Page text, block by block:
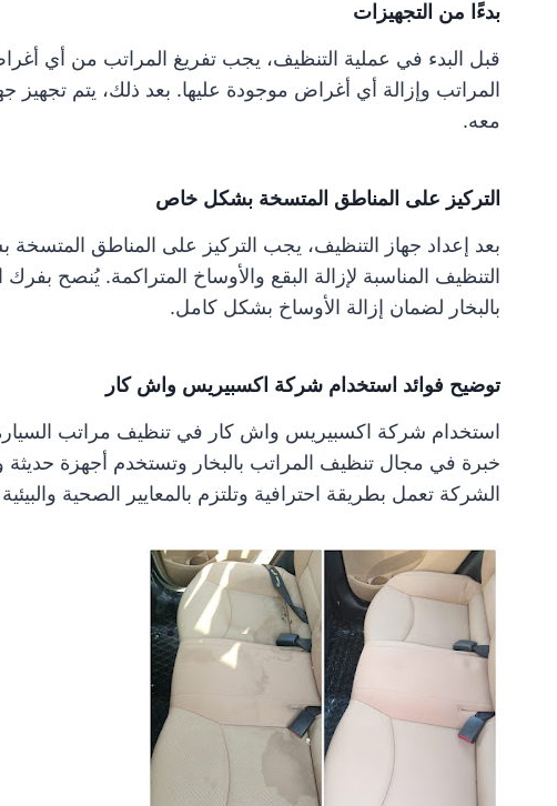
بدءًا من التجهيزات
قبل البدء في عملية التنظيف، يجب تفريغ المراتب من أي
المراتب وإزالة أي أغراض موجودة عليها. بعد ذلك، يتم تجهيز
معه.
التركيز على المناطق المتسخة بشكل خاص
بعد إعداد جهاز التنظيف، يجب التركيز على المناطق
التنظيف المناسبة لإزالة البقع والأوساخ المتراكمة. يُنصح
بالبخار لضمان إزالة الأوساخ بشكل كامل.
توضيح فوائد استخدام شركة اكسبيريس واش كار
استخدام شركة اكسبيريس واش كار في تنظيف مراتب السيارة
خبرة في مجال تنظيف المراتب بالبخار وتستخدم أجهزة حديثة
الشركة تعمل بطريقة احترافية وتلتزم بالمعايير الصحية